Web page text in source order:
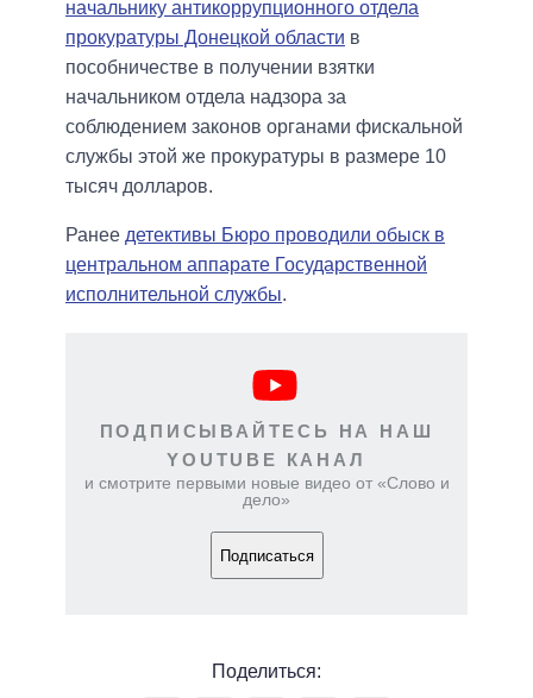
начальнику антикоррупционного отдела
прокуратуры Донецкой области в
пособничестве в получении взятки
начальником отдела надзора за
соблюдением законов органами фискальной
службы этой же прокуратуры в размере 10
тысяч долларов.
Ранее детективы Бюро проводили обыск в
центральном аппарате Государственной
исполнительной службы.
ПОДПИСЫВАЙТЕСЬ НА НАШ
YOUTUBE КАНАЛ
и смотрите первыми новые видео от «Слово и
дело»
Подписаться
Поделиться: